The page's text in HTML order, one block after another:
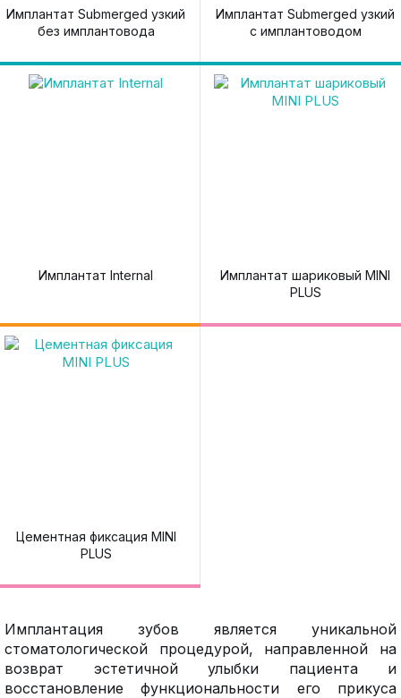
Имплантат Submerged узкий
без имплантовода
Имплантат Submerged узкий
с имплантоводом
Имплантат Internal
Имплантат шариковый MINI
PLUS
Цементная фиксация MINI
PLUS
Имплантация зубов является уникальной
стоматологической процедурой, направленной на
возврат эстетичной улыбки пациента и
восстановление функциональности его прикуса